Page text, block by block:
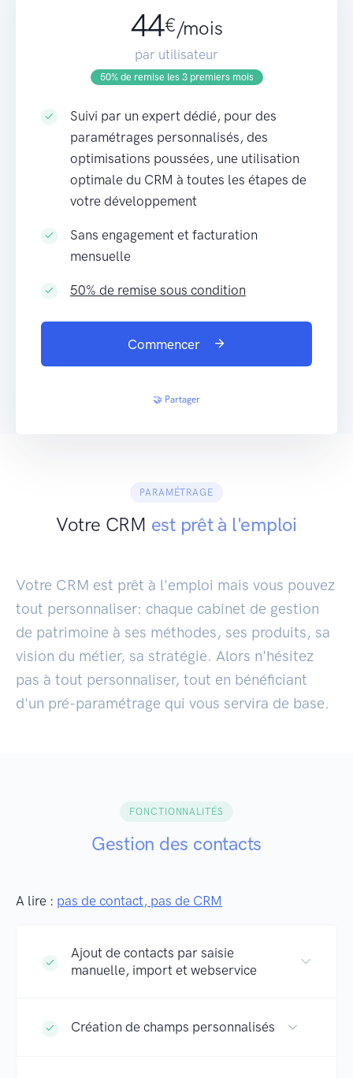
44€/mois
par utilisateur
50% de remise les 3 premiers mois
Suivi par un expert dédié, pour des
paramétrages personnalisés, des
optimisations poussées, une utilisation
optimale du CRM à toutes les étapes de
votre développement
Sans engagement et facturation
mensuelle
50% de remise sous condition
Commencer
🤝 Partager
PARAMÉTRAGE
Votre CRM est prêt à l'emploi
Votre CRM est prêt à l'emploi mais vous pouvez
tout personnaliser: chaque cabinet de gestion
de patrimoine à ses méthodes, ses produits, sa
vision du métier, sa stratégie. Alors n'hésitez
pas à tout personnaliser, tout en bénéficiant
d'un pré-paramétrage qui vous servira de base.
FONCTIONNALITÉS
Gestion des contacts
A lire : pas de contact, pas de CRM
Ajout de contacts par saisie
manuelle, import et webservice
Création de champs personnalisés